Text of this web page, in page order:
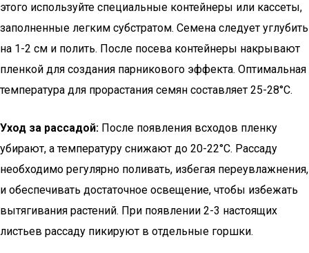
этого используйте специальные контейнеры или кассеты,
заполненные легким субстратом. Семена следует углубить
на 1-2 см и полить. После посева контейнеры накрывают
пленкой для создания парникового эффекта. Оптимальная
температура для прорастания семян составляет 25-28°C.
Уход за рассадой: После появления всходов пленку
убирают, а температуру снижают до 20-22°C. Рассаду
необходимо регулярно поливать, избегая переувлажнения,
и обеспечивать достаточное освещение, чтобы избежать
вытягивания растений. При появлении 2-3 настоящих
листьев рассаду пикируют в отдельные горшки.